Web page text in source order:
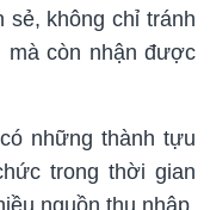
sẻ, không chỉ tránh
còn nhận được
những thành tựu
trong thời gian